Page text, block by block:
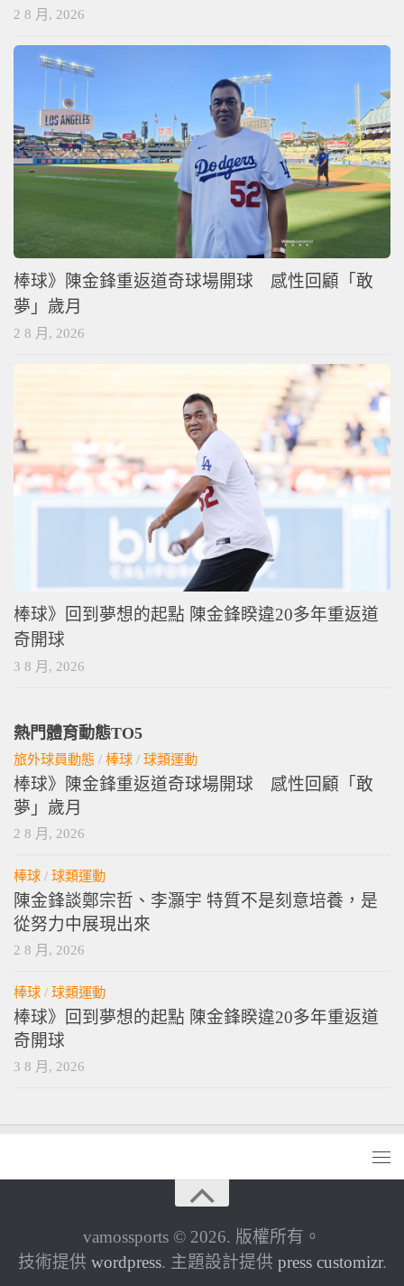
2 8 月, 2026
棒球》陳金鋒重返道奇球場開球 感性回顧「敢
夢」歲月
2 8 月, 2026
棒球》回到夢想的起點 陳金鋒睽違20多年重返道
奇開球
3 8 月, 2026
熱門體育動態TO5
旅外球員動態 / 棒球 / 球類運動
棒球》陳金鋒重返道奇球場開球 感性回顧「敢
夢」歲月
2 8 月, 2026
棒球 / 球類運動
陳金鋒談鄭宗哲、李灝宇 特質不是刻意培養，是
從努力中展現出來
2 8 月, 2026
棒球 / 球類運動
棒球》回到夢想的起點 陳金鋒睽違20多年重返道
奇開球
3 8 月, 2026
vamossports © 2026. 版權所有。
技術提供 wordpress. 主題設計提供 press customizr.